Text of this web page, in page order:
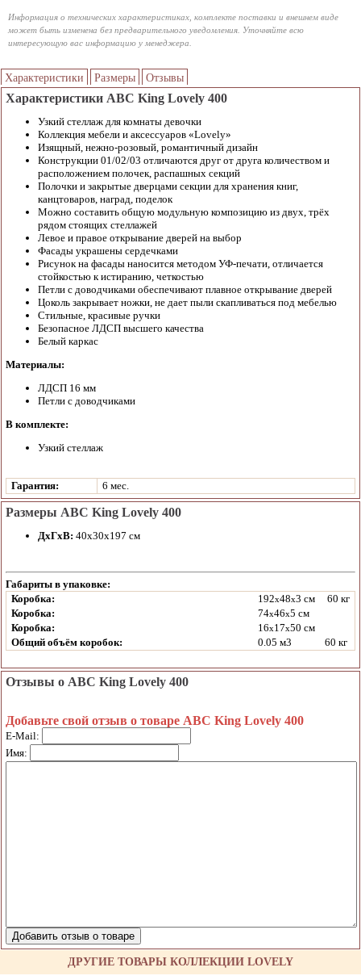
Информация о технических характеристиках, комплекте поставки и внешнем виде
может быть изменена без предварительного уведомления. Уточняйте всю
интересующую вас информацию у менеджера.
Характеристики Размеры Отзывы
Характеристики ABC King Lovely 400
Узкий стеллаж для комнаты девочки
Коллекция мебели и аксессуаров «Lovely»
Изящный, нежно-розовый, романтичный дизайн
Конструкции 01/02/03 отличаются друг от друга количеством и
расположением полочек, распашных секций
Полочки и закрытые дверцами секции для хранения книг,
канцтоваров, наград, поделок
Можно составить общую модульную композицию из двух, трёх
рядом стоящих стеллажей
Левое и правое открывание дверей на выбор
Фасады украшены сердечками
Рисунок на фасады наносится методом УФ-печати, отличается
стойкостью к истиранию, четкостью
Петли с доводчиками обеспечивают плавное открывание дверей
Цоколь закрывает ножки, не дает пыли скапливаться под мебелью
Стильные, красивые ручки
Безопасное ЛДСП высшего качества
Белый каркас
Материалы:
ЛДСП 16 мм
Петли с доводчиками
В комплекте:
Узкий стеллаж
Гарантия: 6 мес.
Размеры ABC King Lovely 400
ДхГхВ: 40х30х197 см
Габариты в упаковке:
Коробка:
192x48x3 см
60 кг
Коробка:
74x46x5 см
Коробка:
16x17x50 см
Общий объём коробок:
0.05 м3 60 кг
Отзывы о ABC King Lovely 400
Добавьте свой отзыв о товаре ABC King Lovely 400
E-Mail:
Имя:
ДРУГИЕ ТОВАРЫ КОЛЛЕКЦИИ LOVELY